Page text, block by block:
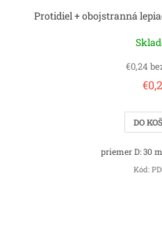
Protidiel + obojstranná
€0,24
DO
priemer D: 30
Kód: